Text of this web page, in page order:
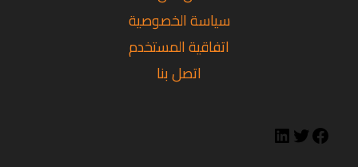
سياسة الخصوصية
اتفاقية المستخدم
اتصل بنا